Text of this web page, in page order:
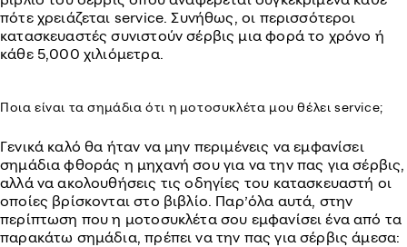
πότε χρειάζεται service. Συνήθως, οι περισσότεροι
κατασκευαστές συνιστούν σέρβις μια φορά το χρόνο ή
κάθε 5,000 χιλιόμετρα.
Ποια είναι τα σημάδια ότι η μοτοσυκλέτα μου θέλει service;
Γενικά καλό θα ήταν να μην περιμένεις να εμφανίσει
σημάδια φθοράς η μηχανή σου για να την πας για σέρβις,
αλλά να ακολουθήσεις τις οδηγίες του κατασκευαστή οι
οποίες βρίσκονται στο βιβλίο. Παρ’όλα αυτά, στην
περίπτωση που η μοτοσυκλέτα σου εμφανίσει ένα από τα
παρακάτω σημάδια, πρέπει να την πας για σέρβις άμεσα: